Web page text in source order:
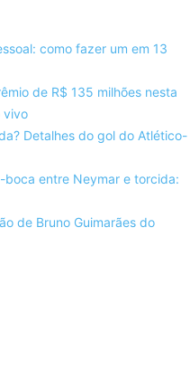
como fazer um em 13
de R$ 135 milhões nesta
vivo
Detalhes do gol do Atlético-
entre Neymar e torcida:
de Bruno Guimarães do